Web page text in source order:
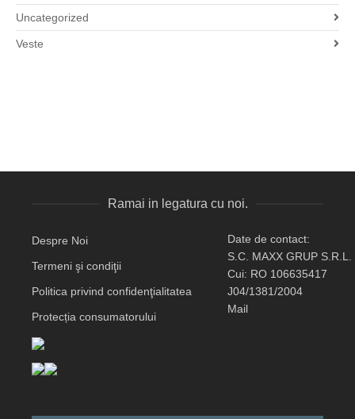
Uncategorized
Veste
Ramai in legatura cu noi.
Despre Noi
Termeni şi condiţii
Politica privind confidenţialitatea
Protecția consumatorului
Date de contact:
S.C. MAXX GRUP S.R.L.
Cui: RO 106635417
J04/1381/2004
Mail